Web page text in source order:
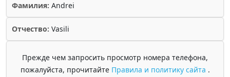
Фамилия: Andrei
Отчество: Vasili
Прежде чем запросить просмотр номера телефона,
пожалуйста, прочитайте Правила и политику сайта .